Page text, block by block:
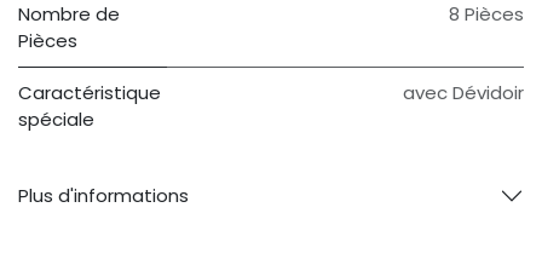
Nombre de
Pièces
8 Pièces
Caractéristique
spéciale
avec Dévidoir
Plus d'informations